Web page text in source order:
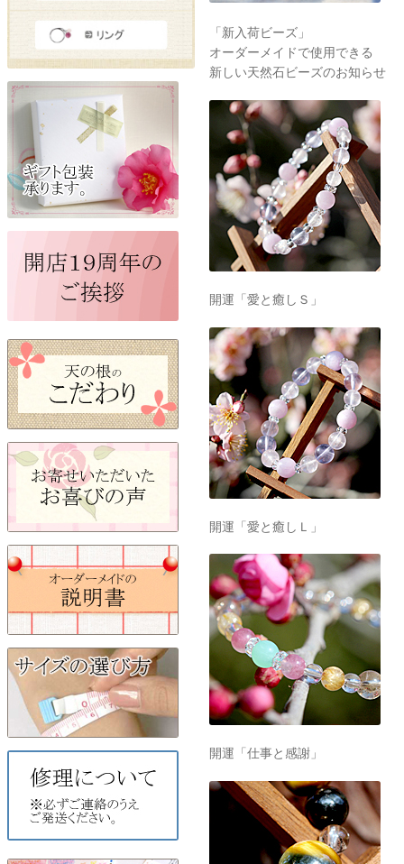
「新入荷ビーズ」
オーダーメイドで使用できる
新しい天然石ビーズのお知らせ
開運「愛と癒しＳ」
開運「愛と癒しＬ」
開運「仕事と感謝」